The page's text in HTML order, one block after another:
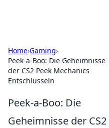
Home›Gaming›
Peek-a-Boo: Die Geheimnisse
der CS2 Peek Mechanics
Entschlüsseln
Peek-a-Boo: Die
Geheimnisse der CS2